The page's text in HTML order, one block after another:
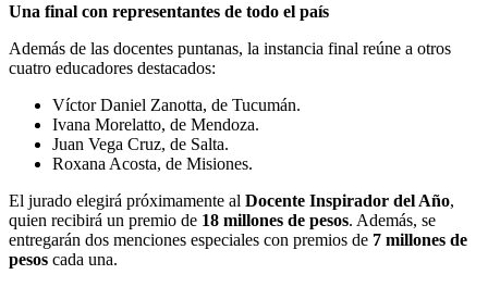
Una final con representantes de todo el país
Además de las docentes puntanas, la instancia final reúne a otros
cuatro educadores destacados:
Víctor Daniel Zanotta, de Tucumán.
Ivana Morelatto, de Mendoza.
Juan Vega Cruz, de Salta.
Roxana Acosta, de Misiones.
El jurado elegirá próximamente al Docente Inspirador del Año,
quien recibirá un premio de 18 millones de pesos. Además, se
entregarán dos menciones especiales con premios de 7 millones de
pesos cada una.